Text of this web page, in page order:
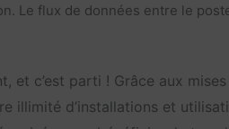
Le flux de données entre le
et c’est parti ! Grâce aux
illimité d’installations et